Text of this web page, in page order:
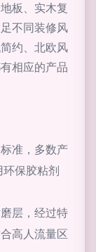
板、实木复
不同装修风
约、北欧风
相应的产品
准，多数产
保胶粘剂
层，经过特
高人流量区